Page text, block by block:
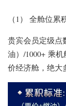
（1） 全舱位累
贵宾会员定级点
油） /1000+ 乘机
价经济舱，绝大